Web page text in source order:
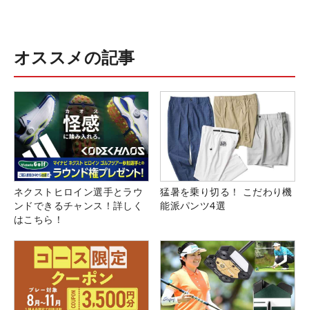
オススメの記事
ネクストヒロイン選手とラウ
ンドできるチャンス！詳しく
はこちら！
猛暑を乗り切る！ こだわり機
能派パンツ4選